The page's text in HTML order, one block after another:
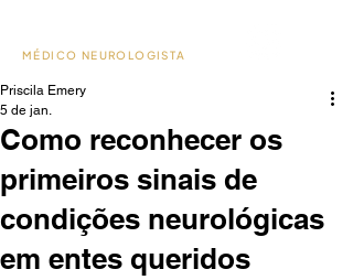
MÉDICO NEUROLOGISTA
Como reconhecer os
primeiros sinais de
condições neurológicas
em entes queridos
Priscila Emery
5 de jan.